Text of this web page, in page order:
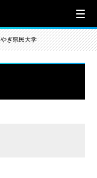
ぎ県民大学